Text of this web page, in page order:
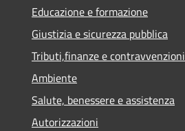
Educazione e formazione
Giustizia e sicurezza pubblica
Tributi,finanze e contravvenzioni
Ambiente
Salute, benessere e assistenza
Autorizzazioni